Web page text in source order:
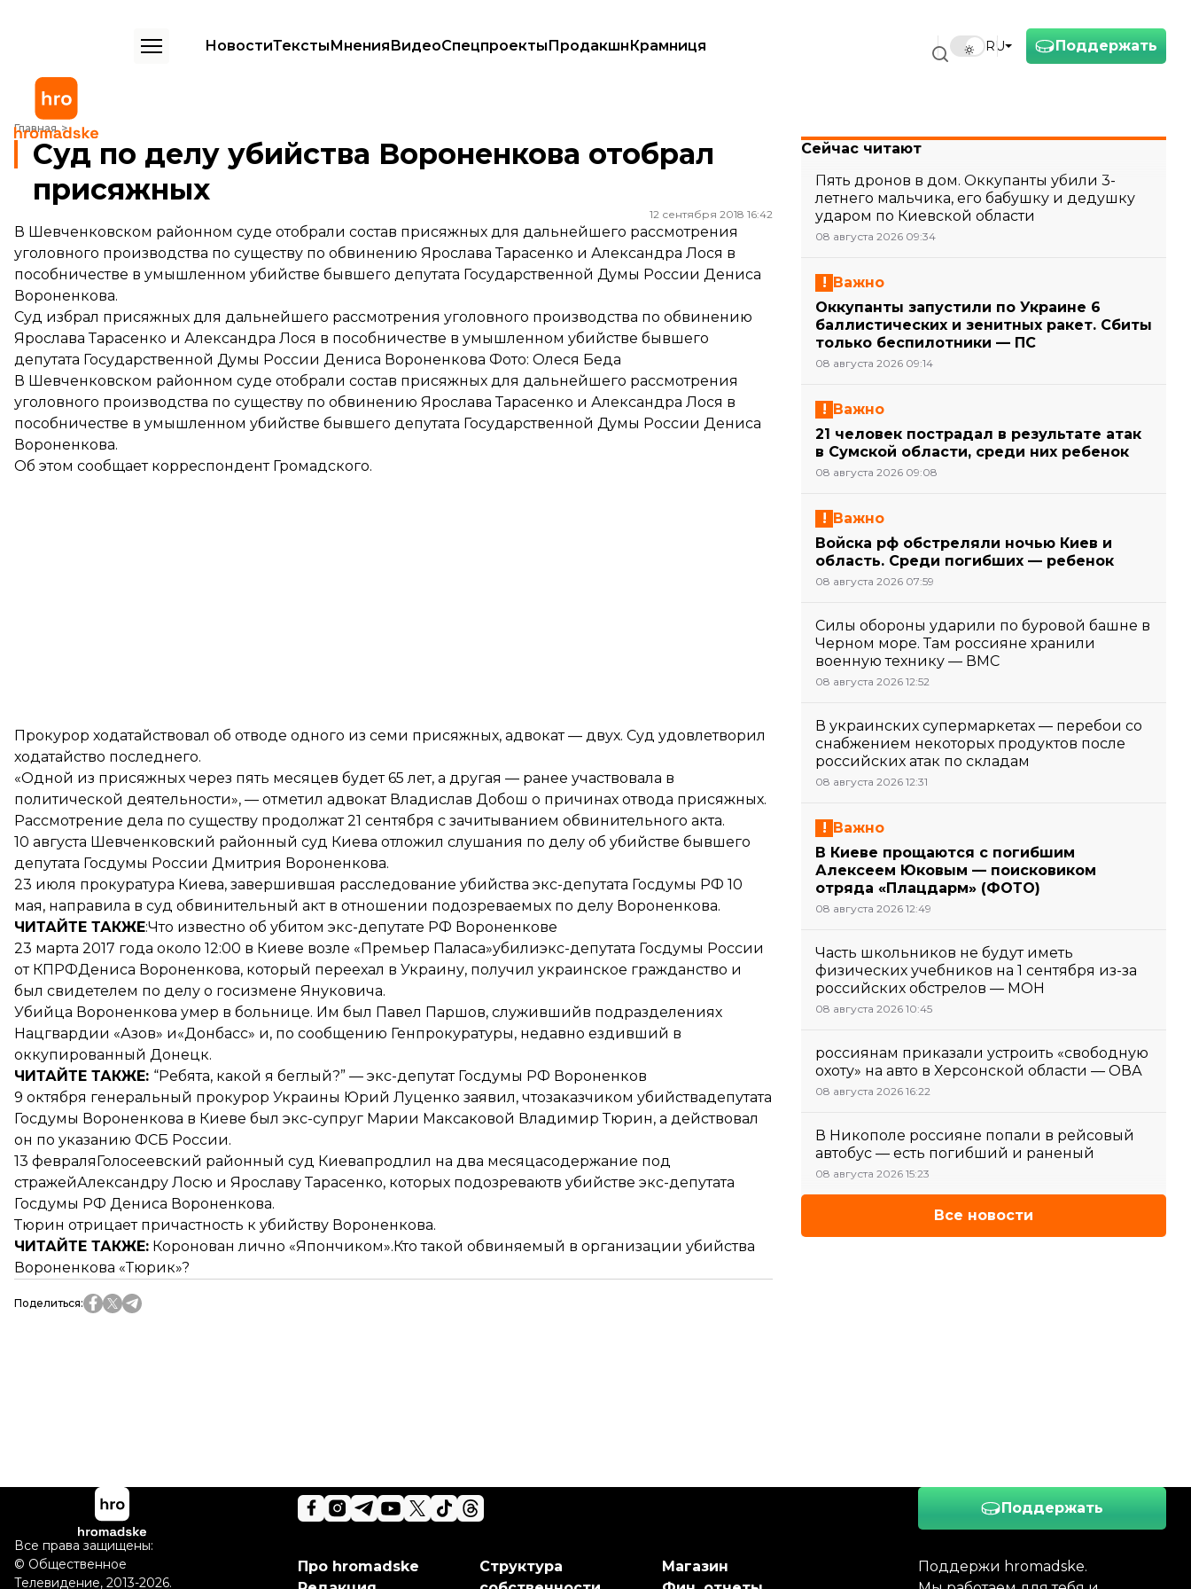
Поддержать
RU
НовостиТекстыМненияВидеоСпецпроектыПродакшнКрамниця
Главная
Суд по делу убийства Вороненкова отобрал присяжных
Суд по делу убийства Вороненкова отобрал
присяжных
12 сентября 2018 16:42
В Шевченковском районном суде отобрали состав присяжных для дальнейшего рассмотрения
уголовного производства по существу по обвинению Ярослава Тарасенко и Александра Лося в
пособничестве в умышленном убийстве бывшего депутата Государственной Думы России Дениса
Вороненкова.
Суд избрал присяжных для дальнейшего рассмотрения уголовного производства по обвинению
Ярослава Тарасенко и Александра Лося в пособничестве в умышленном убийстве бывшего
депутата Государственной Думы России Дениса Вороненкова Фото: Олеся Беда
В Шевченковском районном суде отобрали состав присяжных для дальнейшего рассмотрения
уголовного производства по существу по обвинению Ярослава Тарасенко и Александра Лося в
пособничестве в умышленном убийстве бывшего депутата Государственной Думы России Дениса
Вороненкова.
Об этом сообщает корреспондент Громадского.
Прокурор ходатайствовал об отводе одного из семи присяжных, адвокат — двух. Суд удовлетворил
ходатайство последнего.
«Одной из присяжных через пять месяцев будет 65 лет, а другая — ранее участвовала в
политической деятельности», — отметил адвокат Владислав Добош о причинах отвода присяжных.
Рассмотрение дела по существу продолжат 21 сентября с зачитыванием обвинительного акта.
10 августа Шевченковский районный суд Киева отложил слушания по делу об убийстве бывшего
депутата Госдумы России Дмитрия Вороненкова.
23 июля прокуратура Киева, завершившая расследование убийства экс-депутата Госдумы РФ 10
мая, направила в суд обвинительный акт в отношении подозреваемых по делу Вороненкова.
ЧИТАЙТЕ ТАКЖЕ:Что известно об убитом экс-депутате РФ Вороненкове
23 марта 2017 года около 12:00 в Киеве возле «Премьер Паласа»убилиэкс-депутата Госдумы России
от КПРФДениса Вороненкова, который переехал в Украину, получил украинское гражданство и
был свидетелем по делу о госизмене Януковича.
Убийца Вороненкова умер в больнице. Им был Павел Паршов, служившийв подразделениях
Нацгвардии «Азов» и«Донбасс» и, по сообщению Генпрокуратуры, недавно ездивший в
оккупированный Донецк.
ЧИТАЙТЕ ТАКЖЕ: “Ребята, какой я беглый?” — экс-депутат Госдумы РФ Вороненков
9 октября генеральный прокурор Украины Юрий Луценко заявил, чтозаказчиком убийствадепутата
Госдумы Вороненкова в Киеве был экс-супруг Марии Максаковой Владимир Тюрин, а действовал
он по указанию ФСБ России.
13 февраляГолосеевский районный суд Киевапродлил на два месяцасодержание под
стражейАлександру Лосю и Ярославу Тарасенко, которых подозреваютв убийстве экс-депутата
Госдумы РФ Дениса Вороненкова.
Тюрин отрицает причастность к убийству Вороненкова.
ЧИТАЙТЕ ТАКЖЕ: Коронован лично «Япончиком».Кто такой обвиняемый в организации убийства
Вороненкова «Тюрик»?
Поделиться:
Сейчас читают
Пять дронов в дом. Оккупанты убили 3-
летнего мальчика, его бабушку и дедушку
ударом по Киевской области
08 августа 2026 09:34
Важно
Оккупанты запустили по Украине 6
баллистических и зенитных ракет. Сбиты
только беспилотники — ПС
08 августа 2026 09:14
Важно
21 человек пострадал в результате атак
в Сумской области, среди них ребенок
08 августа 2026 09:08
Важно
Войска рф обстреляли ночью Киев и
область. Среди погибших — ребенок
08 августа 2026 07:59
Силы обороны ударили по буровой башне в
Черном море. Там россияне хранили
военную технику — ВМС
08 августа 2026 12:52
В украинских супермаркетах — перебои со
снабжением некоторых продуктов после
российских атак по складам
08 августа 2026 12:31
Важно
В Киеве прощаются с погибшим
Алексеем Юковым — поисковиком
отряда «Плацдарм» (ФОТО)
08 августа 2026 12:49
Часть школьников не будут иметь
физических учебников на 1 сентября из-за
российских обстрелов — МОН
08 августа 2026 10:45
россиянам приказали устроить «свободную
охоту» на авто в Херсонской области — ОВА
08 августа 2026 16:22
В Никополе россияне попали в рейсовый
автобус — есть погибший и раненый
08 августа 2026 15:23
Все новости
Поддержать
Поддержи hromadske.
Про hromadske
Структура
Магазин
Все права защищены:
© Общественное
Телевидение, 2013-2026.